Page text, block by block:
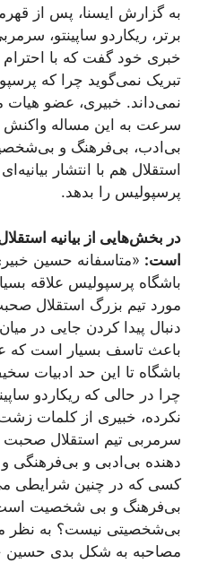
به گزارش ایسنا، پس از
برتر، ریکاردو ساپینتو،
خبری خود گفت که با احترام
تبریک نمی‌گوید چرا که
نمی‌داند. خبیری، عضو هیات
سرعت به این مساله واکنش
بی‌ادب، بی‌فرهنگ و
استقلال هم با انتشار
پرسپولیس را بدهد.
در بخش‌هایی از بیانیه
است: «متاسفانه حسین
باشگاه پرسپولیس علاقه
مورد تیم بزرگ استقلال
دنبال پیدا کردن جایی در
باعث تاسف بسیار است که
باشگاه تا این حد ادبیات
چرا در حالی که ریکاردو
نکرده، خبیری از کلمات
سرمربی تیم استقلال صحبت
دهنده بی‌ادبی و بی‌فرهنگی
کسی که در چنین شرایطی
بی‌فرهنگ و بی شخصیت
بی‌شخصیتی نیست؟ به نظر
مصاحبه به شکل بدی حسین